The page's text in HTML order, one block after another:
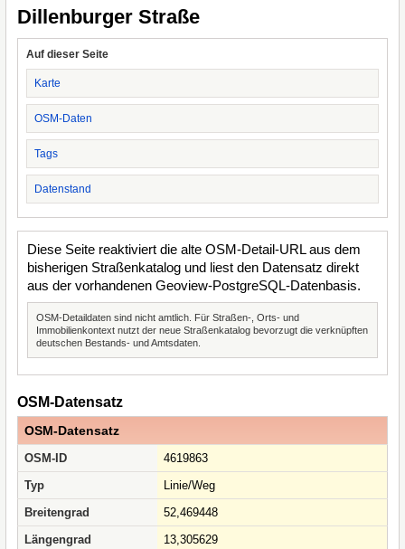
Dillenburger Straße
Auf dieser Seite
Karte
OSM-Daten
Tags
Datenstand
Diese Seite reaktiviert die alte OSM-Detail-URL aus dem
bisherigen Straßenkatalog und liest den Datensatz direkt
aus der vorhandenen Geoview-PostgreSQL-Datenbasis.
OSM-Detaildaten sind nicht amtlich. Für Straßen-, Orts- und
Immobilienkontext nutzt der neue Straßenkatalog bevorzugt die verknüpften
deutschen Bestands- und Amtsdaten.
OSM-Datensatz
OSM-Datensatz
OSM-ID
4619863
Typ
Linie/Weg
Breitengrad
52,469448
Längengrad
13,305629